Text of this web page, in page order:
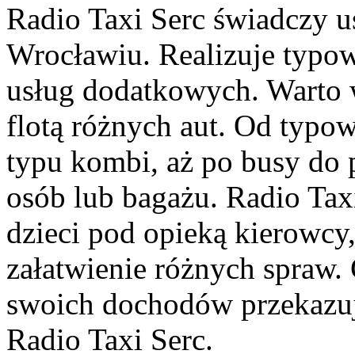
Radio Taxi Serc świadczy
Wrocławiu. Realizuje
usług dodatkowych.
flotą różnych aut. Od
typu kombi, aż po busy do
osób lub bagażu. Radio
dzieci pod opieką
załatwienie różnych
swoich dochodów
Radio Taxi Serc.